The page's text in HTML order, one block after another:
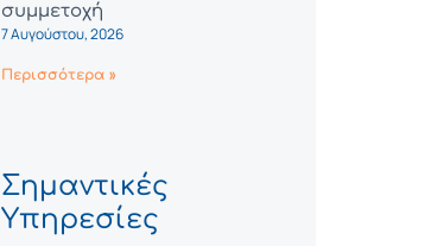
συμμετοχή
7 Αυγούστου, 2026
Περισσότερα »
Σημαντικές
Υπηρεσίες